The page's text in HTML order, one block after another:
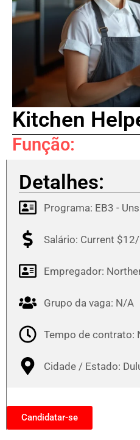
Kitchen
Função:
Detalhes:
Programa: EB3 -
Salário: Current
Empregador:
Grupo da vaga: N/A
Tempo de contrato:
Cidade / Estado:
Candidatar-se